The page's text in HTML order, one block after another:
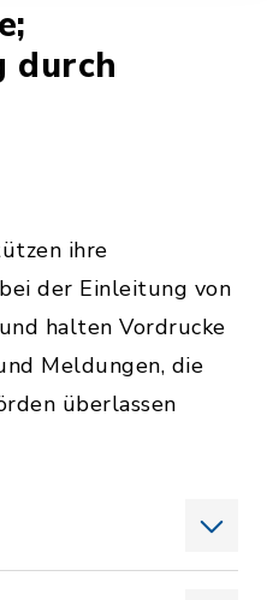
durch
ihre
der Einleitung von
halten Vordrucke
Meldungen, die
überlassen